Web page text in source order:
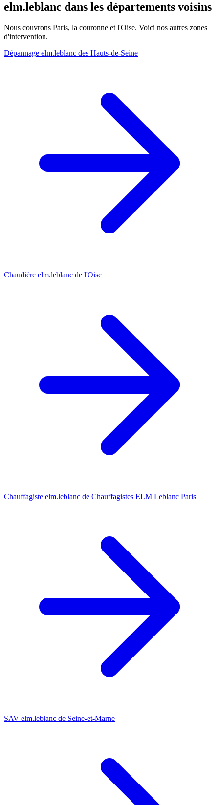
elm.leblanc dans les départements voisins
Nous couvrons Paris, la couronne et l'Oise. Voici nos autres zones
d'intervention.
Dépannage elm.leblanc des Hauts-de-Seine
Chaudière elm.leblanc de l'Oise
Chauffagiste elm.leblanc de Chauffagistes ELM Leblanc Paris
SAV elm.leblanc de Seine-et-Marne